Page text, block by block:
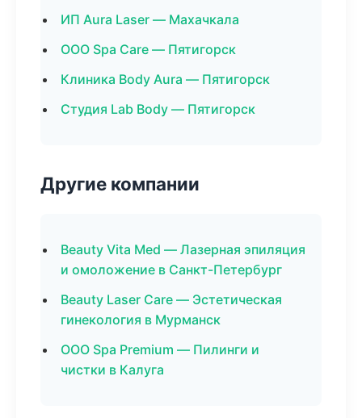
ИП Aura Laser — Махачкала
ООО Spa Care — Пятигорск
Клиника Body Aura — Пятигорск
Студия Lab Body — Пятигорск
Другие компании
Beauty Vita Med — Лазерная эпиляция
и омоложение в Санкт-Петербург
Beauty Laser Care — Эстетическая
гинекология в Мурманск
ООО Spa Premium — Пилинги и
чистки в Калуга